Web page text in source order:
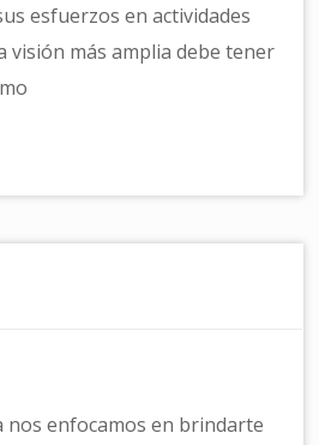
esfuerzos en actividades
visión más amplia debe tener
nos enfocamos en brindarte